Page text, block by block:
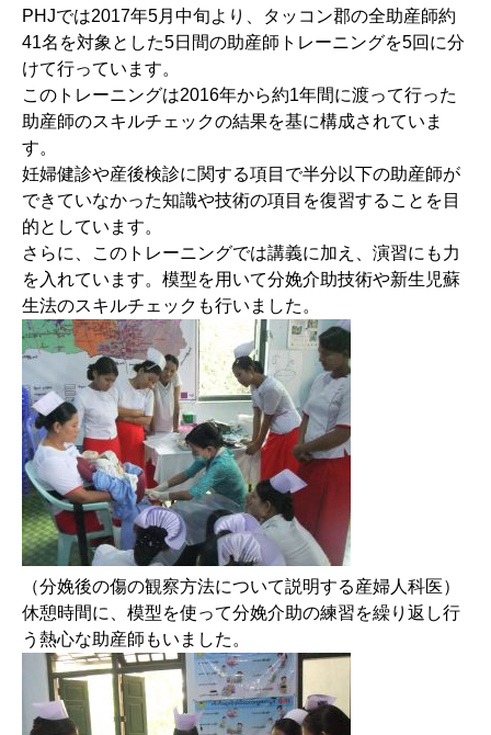
PHJでは2017年5月中旬より、タッコン郡の全助産師約
41名を対象とした5日間の助産師トレーニングを5回に分
けて行っています。
このトレーニングは2016年から約1年間に渡って行った
助産師のスキルチェックの結果を基に構成されていま
す。
妊婦健診や産後検診に関する項目で半分以下の助産師が
できていなかった知識や技術の項目を復習することを目
的としています。
さらに、このトレーニングでは講義に加え、演習にも力
を入れています。模型を用いて分娩介助技術や新生児蘇
生法のスキルチェックも行いました。
（分娩後の傷の観察方法について説明する産婦人科医）
休憩時間に、模型を使って分娩介助の練習を繰り返し行
う熱心な助産師もいました。